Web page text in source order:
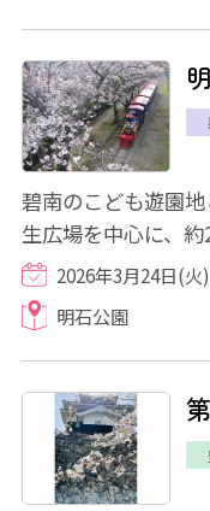
碧南のこども遊園
生広場を中心に、
中、 「桜まつり」
2026年3月24日(火
明石公園